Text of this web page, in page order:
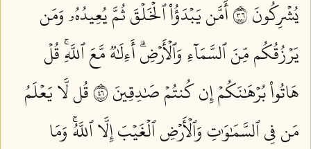
يُشۡرِكُونَ ٦٣
أَمَّن يَبۡدَؤُاْ ٱلۡخَلۡقَ ثُمَّ يُعِيدُهُۥ وَمَن
يَرۡزُقُكُم مِّنَ ٱلسَّمَآءِ وَٱلۡأَرۡضِۗ أَءِلَٰهٞ مَّعَ ٱللَّهِۚ قُلۡ
هَاتُواْ بُرۡهَٰنَكُمۡ إِن كُنتُمۡ صَٰدِقِينَ ٦٤
قُل لَّا يَعۡلَمُ
مَن فِي ٱلسَّمَٰوَٰتِ وَٱلۡأَرۡضِ ٱلۡغَيۡبَ إِلَّا ٱللَّهُۚ وَمَا